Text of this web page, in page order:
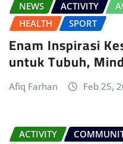
NEWS ACTIVITY
HEALTH
SPORT
Enam Inspirasi
untuk Tubuh,
Afiq Farhan Feb 25,
ACTIVITY